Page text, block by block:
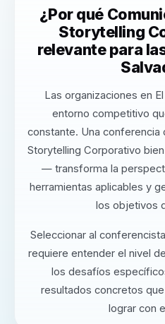
¿Por qué
Storytelling
relevante para
Las organizaciones en
entorno competitivo
constante. Una conferencia
Storytelling Corporativo
— transforma la
herramientas aplicables y
los objetivos
Seleccionar al
requiere entender el nivel
los desafíos
resultados concretos
lograr con